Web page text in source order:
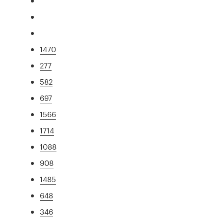
1470
277
582
697
1566
1714
1088
908
1485
648
346